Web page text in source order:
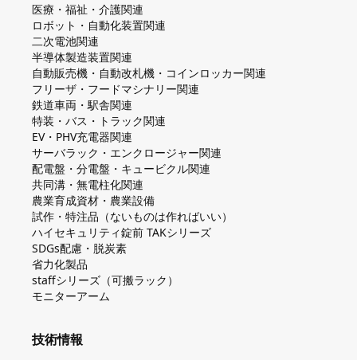
医療・福祉・介護関連
ロボット・自動化装置関連
二次電池関連
半導体製造装置関連
自動販売機・自動改札機・コインロッカー関連
フリーザ・フードマシナリー関連
鉄道車両・駅舎関連
特装・バス・トラック関連
EV・PHV充電器関連
サーバラック・エンクロージャー関連
配電盤・分電盤・キュービクル関連
共同溝・無電柱化関連
農業育成資材・農業設備
試作・特注品（ないものは作ればいい）
ハイセキュリティ錠前 TAKシリーズ
SDGs配慮・脱炭素
省力化製品
staffシリーズ（可搬ラック）
モニターアーム
技術情報